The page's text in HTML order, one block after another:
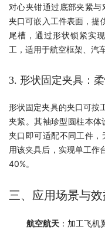
对心夹钳通过底部夹紧
夹口可嵌入工件表面，提
尾槽，通过形状锁紧实
工，适用于航空框架、汽
3. 形状固定夹具：柔
形状固定夹具的夹口可按
夹紧。其袖珍型圆柱本
夹口即可适配不同工件
用该夹具后，实现单工作
40%。
三、应用场景与
航空航天 ：加工飞